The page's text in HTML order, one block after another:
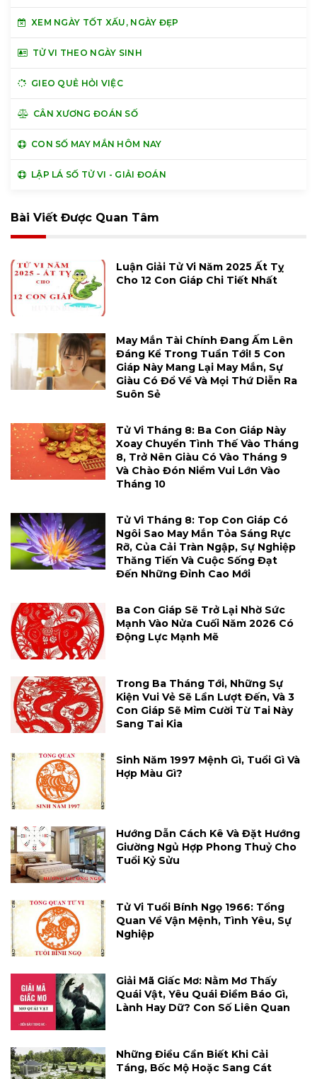
XEM NGÀY TỐT XẤU, NGÀY ĐẸP
TỬ VI THEO NGÀY SINH
GIEO QUẺ HỎI VIỆC
CÂN XƯƠNG ĐOÁN SỐ
CON SỐ MAY MẮN HÔM NAY
LẬP LÁ SỐ TỬ VI - GIẢI ĐOÁN
Bài Viết Được Quan Tâm
Luận Giải Tử Vi Năm 2025 Ất Tỵ
Cho 12 Con Giáp Chi Tiết Nhất
May Mắn Tài Chính Đang Ấm Lên
Đáng Kể Trong Tuần Tới! 5 Con
Giáp Này Mang Lại May Mắn, Sự
Giàu Có Đổ Về Và Mọi Thứ Diễn Ra
Suôn Sẻ
Tử Vi Tháng 8: Ba Con Giáp Này
Xoay Chuyển Tình Thế Vào Tháng
8, Trở Nên Giàu Có Vào Tháng 9
Và Chào Đón Niềm Vui Lớn Vào
Tháng 10
Tử Vi Tháng 8: Top Con Giáp Có
Ngôi Sao May Mắn Tỏa Sáng Rực
Rỡ, Của Cải Tràn Ngập, Sự Nghiệp
Thăng Tiến Và Cuộc Sống Đạt
Đến Những Đỉnh Cao Mới
Ba Con Giáp Sẽ Trở Lại Nhờ Sức
Mạnh Vào Nửa Cuối Năm 2026 Có
Động Lực Mạnh Mẽ
Trong Ba Tháng Tới, Những Sự
Kiện Vui Vẻ Sẽ Lần Lượt Đến, Và 3
Con Giáp Sẽ Mỉm Cười Từ Tai Này
Sang Tai Kia
Sinh Năm 1997 Mệnh Gì, Tuổi Gì Và
Hợp Màu Gì?
Hướng Dẫn Cách Kê Và Đặt Hướng
Giường Ngủ Hợp Phong Thuỷ Cho
Tuổi Kỷ Sửu
Tử Vi Tuổi Bính Ngọ 1966: Tổng
Quan Về Vận Mệnh, Tình Yêu, Sự
Nghiệp
Giải Mã Giấc Mơ: Nằm Mơ Thấy
Quái Vật, Yêu Quái Điềm Báo Gì,
Lành Hay Dữ? Con Số Liên Quan
Những Điều Cần Biết Khi Cải
Táng, Bốc Mộ Hoặc Sang Cát